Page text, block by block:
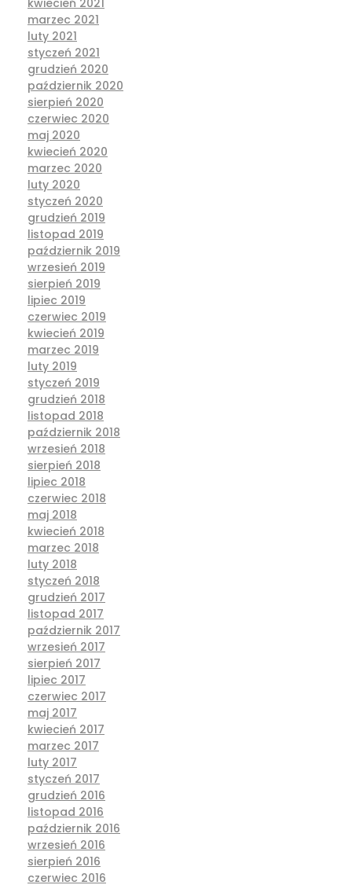
marzec 2021
luty 2021
styczeń 2021
grudzień 2020
październik 2020
sierpień 2020
czerwiec 2020
maj 2020
kwiecień 2020
marzec 2020
luty 2020
styczeń 2020
grudzień 2019
listopad 2019
październik 2019
wrzesień 2019
sierpień 2019
lipiec 2019
czerwiec 2019
kwiecień 2019
marzec 2019
luty 2019
styczeń 2019
grudzień 2018
listopad 2018
październik 2018
wrzesień 2018
sierpień 2018
lipiec 2018
czerwiec 2018
maj 2018
kwiecień 2018
marzec 2018
luty 2018
styczeń 2018
grudzień 2017
listopad 2017
październik 2017
wrzesień 2017
sierpień 2017
lipiec 2017
czerwiec 2017
maj 2017
kwiecień 2017
marzec 2017
luty 2017
styczeń 2017
grudzień 2016
listopad 2016
październik 2016
wrzesień 2016
sierpień 2016
czerwiec 2016